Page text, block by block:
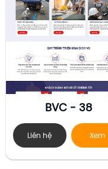
BVC - 38
Liên hệ Xem